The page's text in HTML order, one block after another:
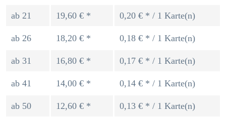
ab 21 19,60 € * 0,20 € * / 1 Karte(n)
ab 26 18,20 € * 0,18 € * / 1 Karte(n)
ab 31 16,80 € * 0,17 € * / 1 Karte(n)
ab 41 14,00 € * 0,14 € * / 1 Karte(n)
ab 50 12,60 € * 0,13 € * / 1 Karte(n)